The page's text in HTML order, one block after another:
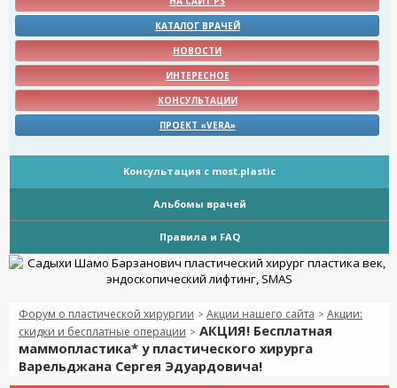
КАТАЛОГ ВРАЧЕЙ
НОВОСТИ
ИНТЕРЕСНОЕ
КОНСУЛЬТАЦИИ
ПРОЕКТ «VERA»
Консультация с most.plastic
Альбомы врачей
Правила и FAQ
Форум о пластической хирургии > Акции нашего сайта > Акции:
скидки и бесплатные операции > АКЦИЯ! Бесплатная
маммопластика* у пластического хирурга
Варельджана Сергея Эдуардовича!